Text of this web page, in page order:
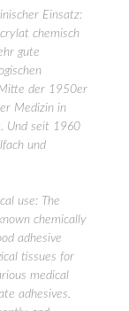
Einsatz:
chemisch
gute
der 1950er
Medizin in
Und seit 1960
und
use: The
chemically
adhesive
tissues for
medical
adhesives.